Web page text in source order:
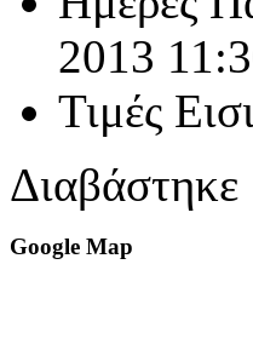
2013
Τιμές
Διαβάστηκε
Google Map